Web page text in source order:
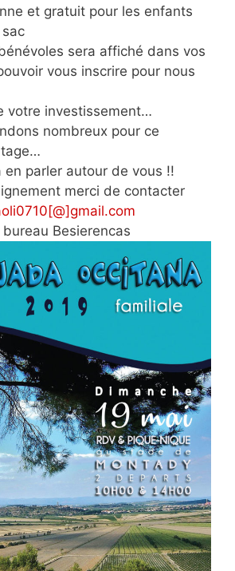
et gratuit pour les enfants
sera affiché dans vos
vous inscrire pour nous
votre investissement…
nombreux pour ce
en parler autour de vous !!
merci de contacter
Besierencas